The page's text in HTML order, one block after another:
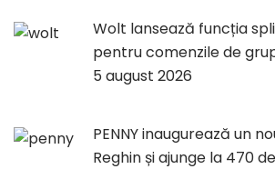
Wolt lansează funcția
pentru comenzile de
5 august 2026
PENNY inaugurează un
Reghin și ajunge la 470